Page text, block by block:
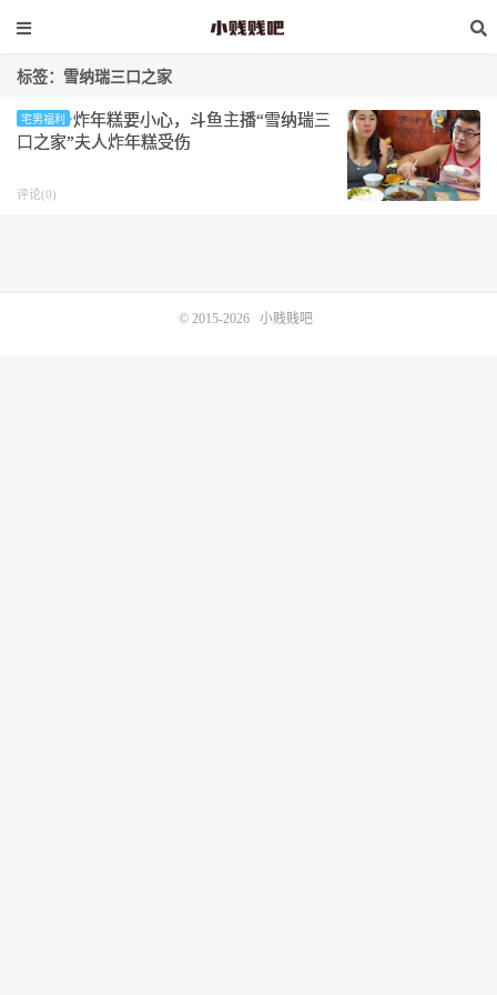
标签：雪纳瑞三口之家
宅男福利
炸年糕要小心，斗鱼主播“雪纳瑞三
口之家”夫人炸年糕受伤
评论(0)
© 2015-2026 小贱贱吧